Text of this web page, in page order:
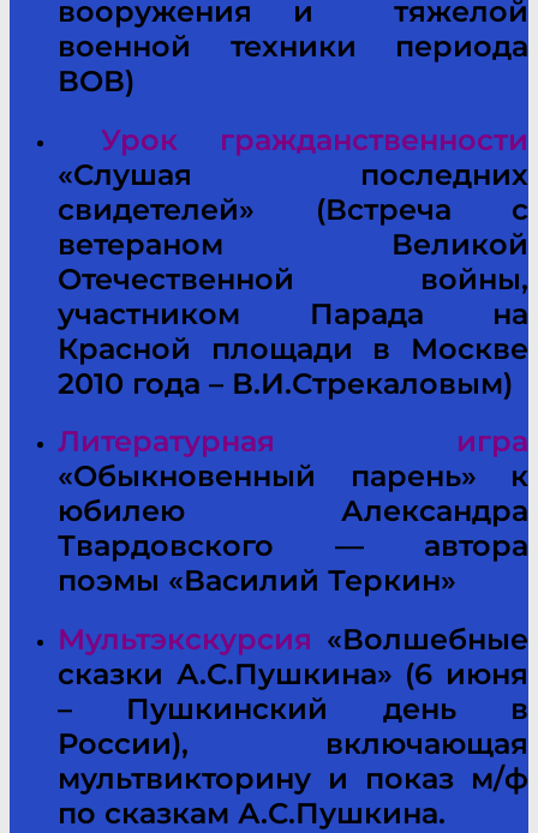
вооружения и тяжелой
военной техники периода
ВОВ)
Урок гражданственности
«Слушая последних
свидетелей» (Встреча с
ветераном Великой
Отечественной войны,
участником Парада на
Красной площади в Москве
2010 года – В.И.Стрекаловым)
Литературная игра
«Обыкновенный парень» к
юбилею Александра
Твардовского — автора
поэмы «Василий Теркин»
Мультэкскурсия «Волшебные
сказки А.С.Пушкина» (6 июня
– Пушкинский день в
России), включающая
мультвикторину и показ м/ф
по сказкам А.С.Пушкина.